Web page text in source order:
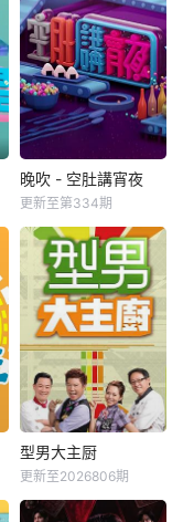
晚吹 - 空肚講宵夜
更新至第334期
型男大主厨
更新至2026806期